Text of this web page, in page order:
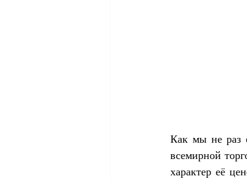
Как мы не раз
всемирной
характер её